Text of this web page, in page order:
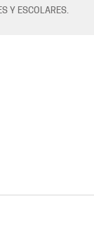
Y ESCOLARES.